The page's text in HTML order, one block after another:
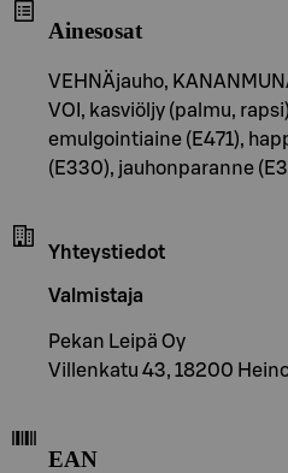
Ainesosat
VEHNÄjauho,
VOI, kasviöljy (palmu,
emulgointiaine (E471),
(E330), jauhonparanne
Yhteystiedot
Valmistaja
Pekan Leipä Oy
Villenkatu 43, 18200
EAN